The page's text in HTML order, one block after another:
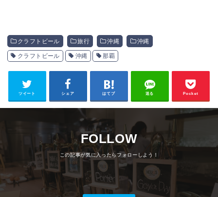
クラフトビール 旅行 沖縄 沖縄
クラフトビール 沖縄 那覇
ツイート シェア はてブ 送る Pocket
FOLLOW